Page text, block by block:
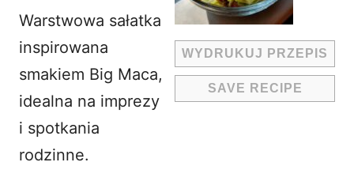
WYDRUKUJ PRZEPIS
SAVE RECIPE
Warstwowa sałatka
inspirowana
smakiem Big Maca,
idealna na imprezy
i spotkania
rodzinne.